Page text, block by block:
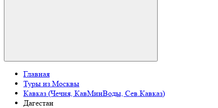
Главная
Туры из Москвы
Кавказ (Чечня, КавМинВоды, Сев.Кавказ)
Дагестан